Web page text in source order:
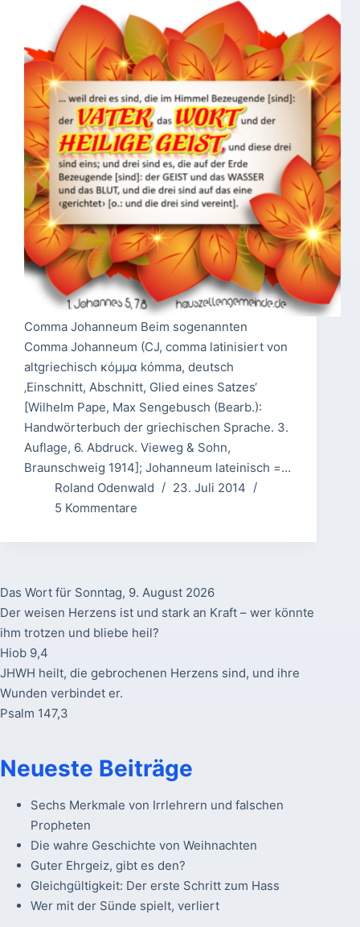
Comma Johanneum Beim sogenannten
Comma Johanneum (CJ, comma latinisiert von
altgriechisch κόμμα kómma, deutsch
‚Einschnitt, Abschnitt, Glied eines Satzes‘
[Wilhelm Pape, Max Sengebusch (Bearb.):
Handwörterbuch der griechischen Sprache. 3.
Auflage, 6. Abdruck. Vieweg & Sohn,
Braunschweig 1914]; Johanneum lateinisch =…
Roland Odenwald
23. Juli 2014
5 Kommentare
Das Wort für Sonntag, 9. August 2026
Der weisen Herzens ist und stark an Kraft – wer könnte
ihm trotzen und bliebe heil?
Hiob 9,4
JHWH heilt, die gebrochenen Herzens sind, und ihre
Wunden verbindet er.
Psalm 147,3
Neueste Beiträge
Sechs Merkmale von Irrlehrern und falschen
Propheten
Die wahre Geschichte von Weihnachten
Guter Ehrgeiz, gibt es den?
Gleichgültigkeit: Der erste Schritt zum Hass
Wer mit der Sünde spielt, verliert